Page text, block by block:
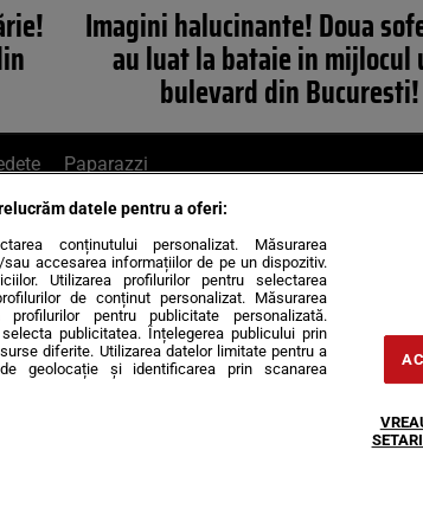
Imagini halucinante! Doua
au luat la bataie in mijlocul
bulevard din Bucuresti!
Paparazzi
trimite mail la pont@cancan.ro
STYLE Horoscop
datele pentru a oferi:
conținutului personalizat. Măsurarea
accesarea informațiilor de pe un dispozitiv.
Utilizarea profilurilor pentru selectarea
de conținut personalizat. Măsurarea
profilurilor pentru publicitate personalizată.
publicitatea. Înțelegerea publicului prin
diferite. Utilizarea datelor limitate pentru a
geolocație și identificarea prin scanarea